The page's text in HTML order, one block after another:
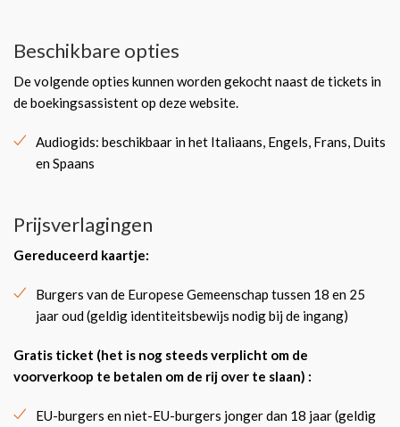
Beschikbare opties
De volgende opties kunnen worden gekocht naast de tickets in
de boekingsassistent op deze website.
Audiogids: beschikbaar in het Italiaans, Engels, Frans, Duits
en Spaans
Prijsverlagingen
Gereduceerd kaartje:
Burgers van de Europese Gemeenschap tussen 18 en 25
jaar oud (geldig identiteitsbewijs nodig bij de ingang)
Gratis ticket (het is nog steeds verplicht om de
voorverkoop te betalen om de rij over te slaan) :
EU-burgers en niet-EU-burgers jonger dan 18 jaar (geldig